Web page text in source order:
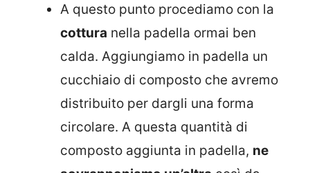
A questo punto procediamo con la
cottura nella padella ormai ben
calda. Aggiungiamo in padella un
cucchiaio di composto che avremo
distribuito per dargli una forma
circolare. A questa quantità di
composto aggiunta in padella, ne